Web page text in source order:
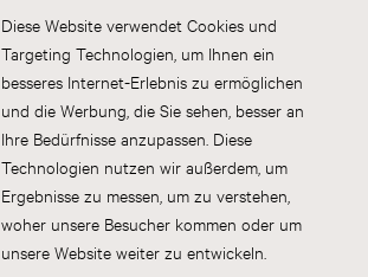
Diese Website verwendet Cookies und
Targeting Technologien, um Ihnen ein
besseres Internet-Erlebnis zu ermöglichen
und die Werbung, die Sie sehen, besser an
Ihre Bedürfnisse anzupassen. Diese
Technologien nutzen wir außerdem, um
Ergebnisse zu messen, um zu verstehen,
woher unsere Besucher kommen oder um
unsere Website weiter zu entwickeln.